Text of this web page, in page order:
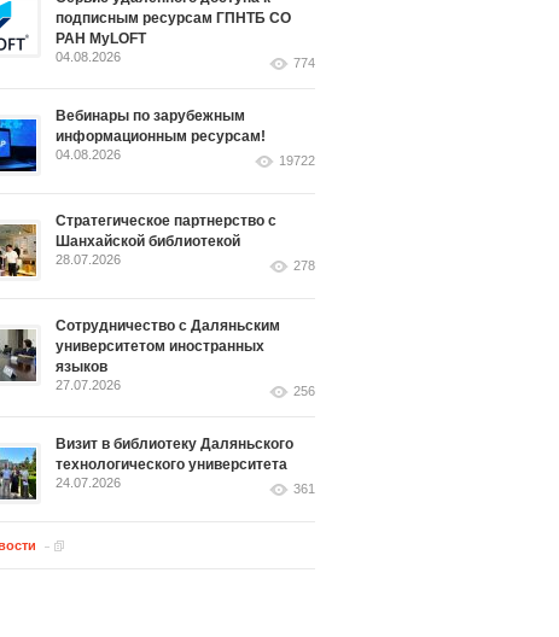
подписным ресурсам ГПНТБ СО
РАН MyLOFT
04.08.2026 774
Вебинары по зарубежным
информационным ресурсам!
04.08.2026 19722
Стратегическое партнерство с
Шанхайской библиотекой
28.07.2026 278
Сотрудничество с Даляньским
университетом иностранных
языков
27.07.2026 256
Визит в библиотеку Даляньского
технологического университета
24.07.2026 361